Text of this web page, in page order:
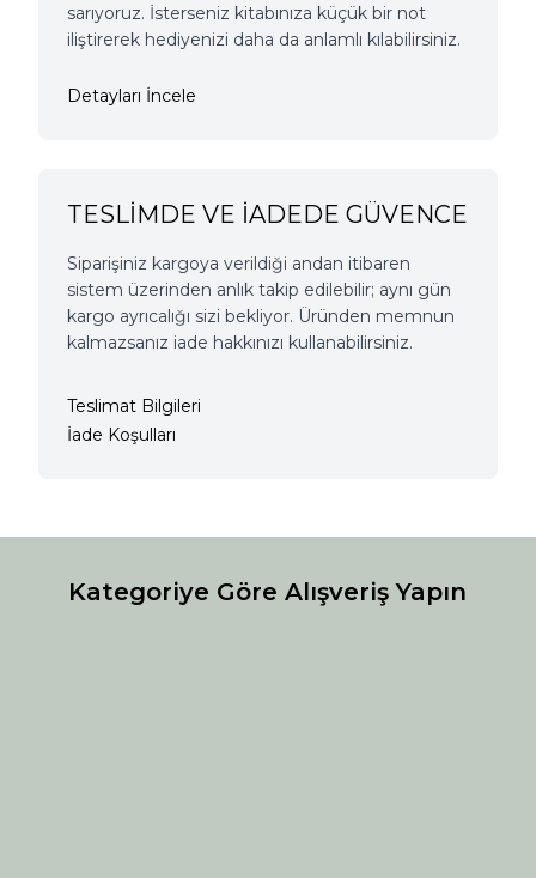
sarıyoruz. İsterseniz kitabınıza küçük bir not
iliştirerek hediyenizi daha da anlamlı kılabilirsiniz.
Detayları İncele
TESLİMDE VE İADEDE GÜVENCE
Siparişiniz kargoya verildiği andan itibaren
sistem üzerinden anlık takip edilebilir; aynı gün
kargo ayrıcalığı sizi bekliyor. Üründen memnun
kalmazsanız iade hakkınızı kullanabilirsiniz.
Teslimat Bilgileri
İade Koşulları
Kategoriye Göre Alışveriş Yapın